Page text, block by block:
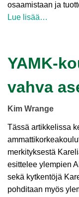
osaamistaan ja
Lue lisää…
YAMK-
vahva
Kim Wrange
Tässä artikkelissa
merkityksestä
esittelee ylempien
sekä kytkentöjä
pohditaan myös